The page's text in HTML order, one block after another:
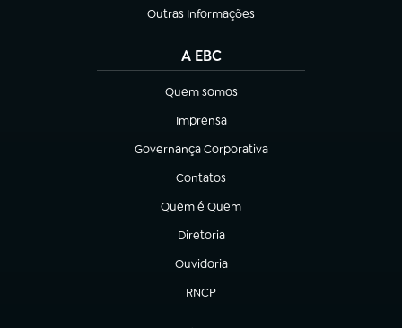
Outras Informações
(abre em nova aba)
A EBC
Quem somos
(abre em nova aba)
Imprensa
(abre em nova aba)
Governança Corporativa
(abre em nova aba)
Contatos
(abre em nova aba)
Quem é Quem
(abre em nova aba)
Diretoria
(abre em nova aba)
Ouvidoria
(abre em nova aba)
RNCP
(abre em nova aba)